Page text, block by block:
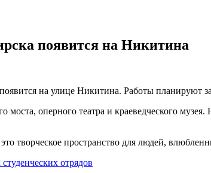
появится на Никитина
на улице Никитина. Работы планируют
моста, оперного театра и краеведческого
творческое пространство для людей,
отрядов